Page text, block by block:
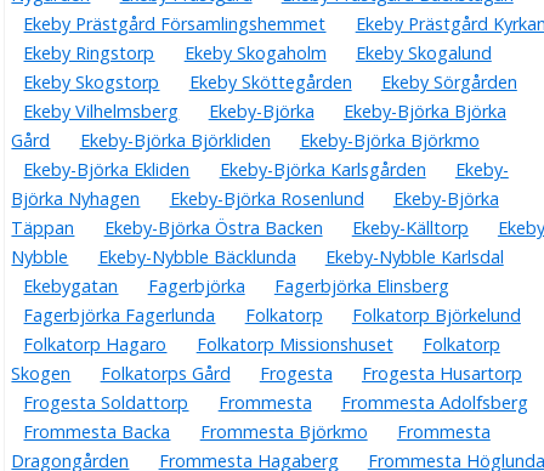
Ekeby Prästgård Församlingshemmet
Ekeby Prästgård
Ekeby Ringstorp
Ekeby Skogaholm
Ekeby Skogalund
Ekeby Skogstorp
Ekeby Sköttegården
Ekeby Sörgården
Ekeby Vilhelmsberg
Ekeby-Björka
Ekeby-Björka Björka
Gård
Ekeby-Björka Björkliden
Ekeby-Björka Björkmo
Ekeby-Björka Ekliden
Ekeby-Björka Karlsgården
Ekeby-
Björka Nyhagen
Ekeby-Björka Rosenlund
Ekeby-Björka
Täppan
Ekeby-Björka Östra Backen Ekeby-Källtorp
Nybble
Ekeby-Nybble Bäcklunda
Ekeby-Nybble Karlsdal
Ekebygatan
Fagerbjörka
Fagerbjörka Elinsberg
Fagerbjörka Fagerlunda
Folkatorp
Folkatorp Björkelund
Folkatorp Hagaro
Folkatorp Missionshuset
Folkatorp
Skogen
Folkatorps Gård Frogesta
Frogesta Husartorp
Frogesta Soldattorp
Frommesta
Frommesta Adolfsberg
Frommesta Backa
Frommesta Björkmo
Frommesta
Dragongården
Frommesta Hagaberg Frommesta Höglunda